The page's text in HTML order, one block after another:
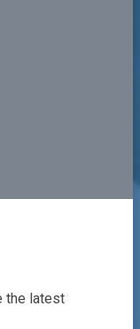
the latest